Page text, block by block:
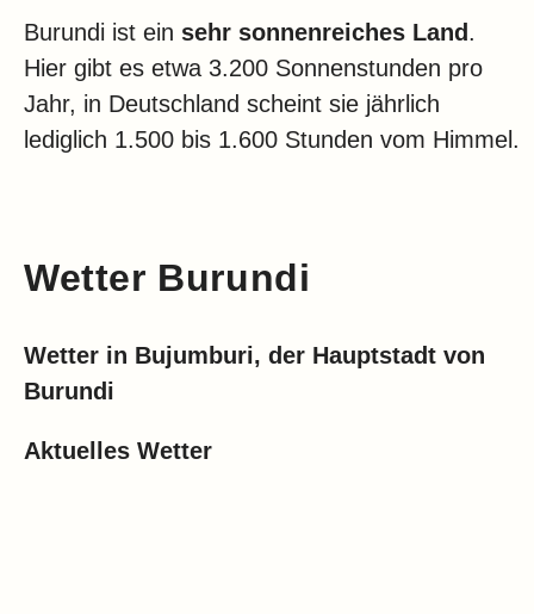
Burundi ist ein sehr sonnenreiches Land .
Hier gibt es etwa 3.200 Sonnenstunden pro
Jahr, in Deutschland scheint sie jährlich
lediglich 1.500 bis 1.600 Stunden vom Himmel.
Wetter Burundi
Wetter in Bujumburi, der Hauptstadt von
Burundi
Aktuelles Wetter